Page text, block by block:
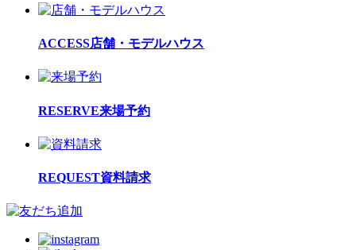
ACCESS店舗・モデルハウス
RESERVE来場予約
REQUEST資料請求